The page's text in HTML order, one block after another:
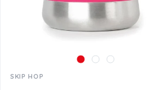
SKIP HOP